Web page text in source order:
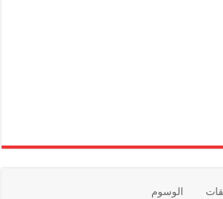
الوسوم